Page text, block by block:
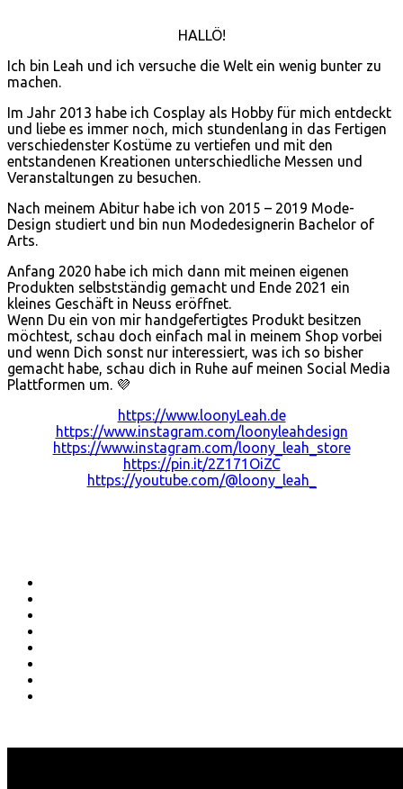
HALLÖ!
Ich bin Leah und ich versuche die Welt ein wenig bunter zu
machen.
Im Jahr 2013 habe ich Cosplay als Hobby für mich entdeckt
und liebe es immer noch, mich stundenlang in das Fertigen
verschiedenster Kostüme zu vertiefen und mit den
entstandenen Kreationen unterschiedliche Messen und
Veranstaltungen zu besuchen.
Nach meinem Abitur habe ich von 2015 – 2019 Mode-
Design studiert und bin nun Modedesignerin Bachelor of
Arts.
Anfang 2020 habe ich mich dann mit meinen eigenen
Produkten selbstständig gemacht und Ende 2021 ein
kleines Geschäft in Neuss eröffnet.
Wenn Du ein von mir handgefertigtes Produkt besitzen
möchtest, schau doch einfach mal in meinem Shop vorbei
und wenn Dich sonst nur interessiert, was ich so bisher
gemacht habe, schau dich in Ruhe auf meinen Social Media
Plattformen um. 💜
https://www.loonyLeah.de
https://www.instagram.com/loonyleahdesign
https://www.instagram.com/loony_leah_store
https://pin.it/2Z171OiZC
https://youtube.com/@loony_leah_